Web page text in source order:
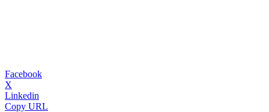
Facebook
X
Linkedin
Copy URL